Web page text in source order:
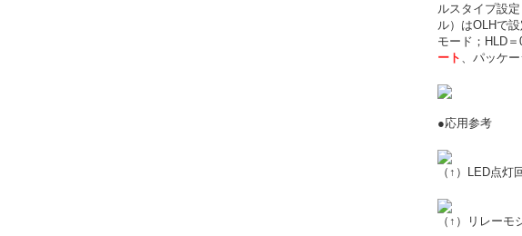
ルスタイプ設
ル）はOLHで
モード；HLD
ート 、パッケ
●応用参考
（↑）LED点
（↑）リレー